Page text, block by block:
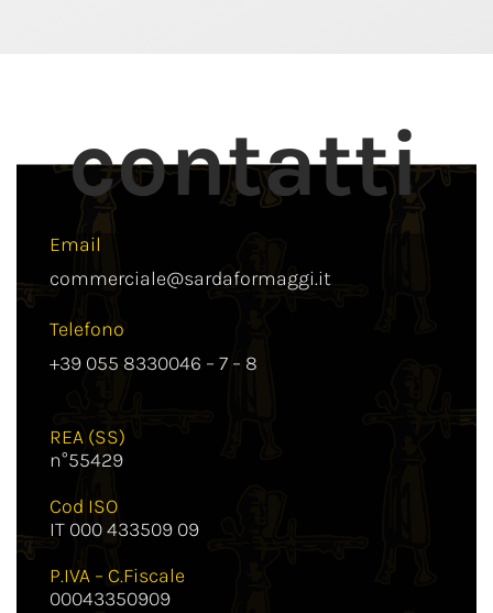
contatti
Email
commerciale@sardaformaggi.it
Telefono
+39 055 8330046 – 7 – 8
REA (SS)
n°55429
Cod ISO
IT 000 433509 09
P.IVA – C.Fiscale
00043350909